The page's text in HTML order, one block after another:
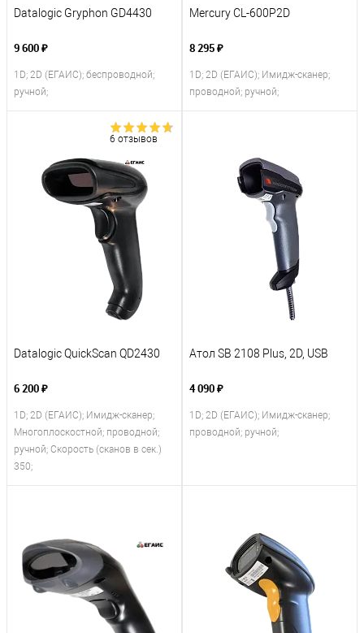
Datalogic Gryphon GD4430
9 600 ₽
1D; 2D (ЕГАИС); беспроводной;
ручной;
Mercury CL-600P2D
8 295 ₽
1D; 2D (ЕГАИС); Имидж-сканер;
проводной; ручной;
6 отзывов
Datalogic QuickScan QD2430
6 200 ₽
1D; 2D (ЕГАИС); Имидж-сканер;
Многоплоскостной; проводной;
ручной; Скорость (сканов в сек.)
350;
Атол SB 2108 Plus, 2D, USB
4 090 ₽
1D; 2D (ЕГАИС); Имидж-сканер;
проводной; ручной;